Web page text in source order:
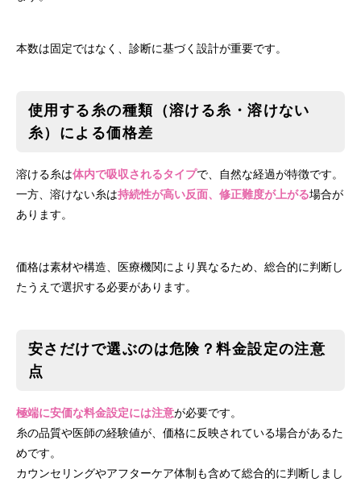
本数は固定ではなく、診断に基づく設計が重要です。
使用する糸の種類（溶ける糸・溶けない
糸）による価格差
溶ける糸は体内で吸収されるタイプで、自然な経過が特徴です。
一方、溶けない糸は持続性が高い反面、修正難度が上がる場合が
あります。
価格は素材や構造、医療機関により異なるため、総合的に判断し
たうえで選択する必要があります。
安さだけで選ぶのは危険？料金設定の注意
点
極端に安価な料金設定には注意が必要です。
糸の品質や医師の経験値が、価格に反映されている場合があるた
めです。
カウンセリングやアフターケア体制も含めて総合的に判断しまし